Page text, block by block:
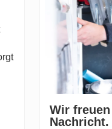
Wir
Nachricht.